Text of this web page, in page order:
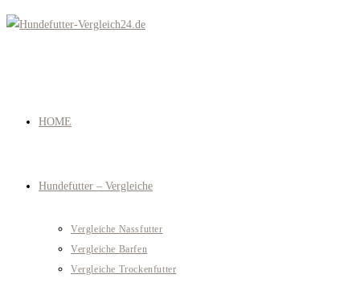
Zum
HOME
Hundefutter – Vergleiche
Vergleiche Nassfutter
Vergleiche Barfen
Vergleiche Trockenfutter